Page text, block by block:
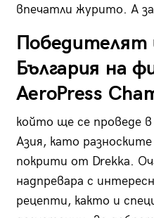
впечатли журито. А за
Победителят
България на
AeroPress
който ще се проведе
Азия, като
покрити от Drekka.
надпревара с
рецепти, както и